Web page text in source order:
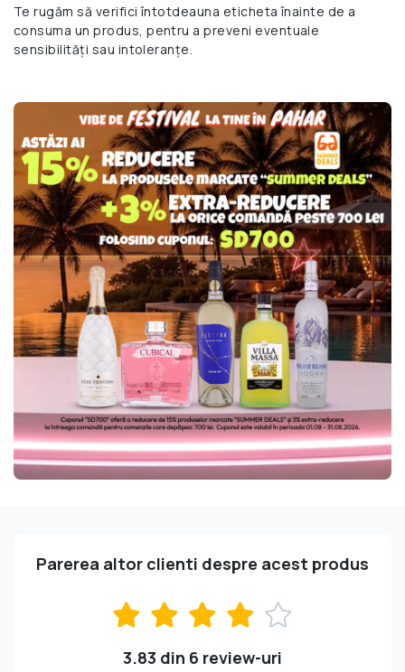
Te rugăm să verifici întotdeauna eticheta înainte de a
consuma un produs, pentru a preveni eventuale
sensibilități sau intoleranțe.
Parerea altor clienti despre acest produs
3.83 din 6 review-uri